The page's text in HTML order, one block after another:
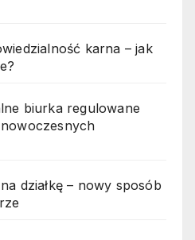
karna – jak
biurka regulowane
działkę – nowy sposób